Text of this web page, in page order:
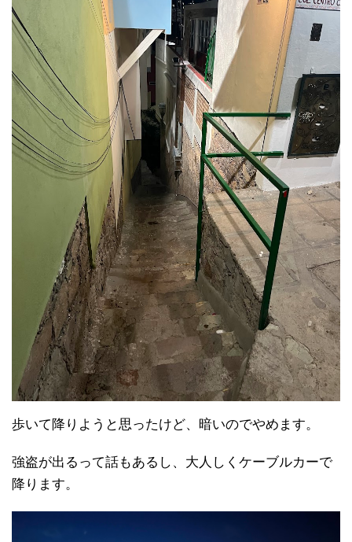
歩いて降りようと思ったけど、暗いのでやめます。
強盗が出るって話もあるし、大人しくケーブルカーで
降ります。